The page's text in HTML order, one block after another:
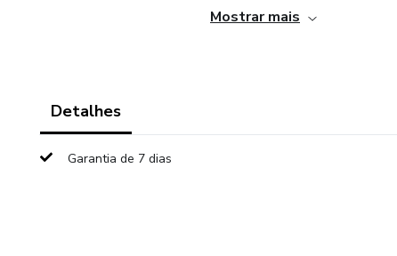
Mostrar mais
Detalhes
Garantia de 7 dias